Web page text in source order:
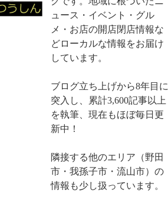
ュース・イベント・グル
メ・お店の開店閉店情報な
どローカルな情報をお届け
しています。
ブログ立ち上げから8年目に
突入し、累計3,600記事以上
を執筆、現在もほぼ毎日更
新中！
隣接する他のエリア（野田
市・我孫子市・流山市）の
情報も少し扱っています。